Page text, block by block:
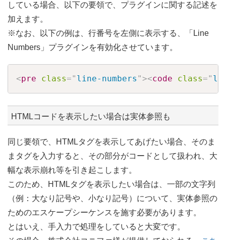
している場合、以下の要領で、プラグインに関する記述を
加えます。
※なお、以下の例は、行番号を左側に表示する、「Line
Numbers」プラグインを有効化させています。
<pre class=" line-numbers "><code class="
HTMLコードを表示したい場合は実体参照も
同じ要領で、HTMLタグを表示してあげたい場合、そのま
まタグを入力すると、その部分がコードとして扱われ、大
幅な表示崩れ等を引き起こします。
このため、HTMLタグを表示したい場合は、一部の文字列
（例：大なり記号や、小なり記号）について、実体参照の
ためのエスケープシーケンスを施す必要があります。
とはいえ、手入力で処理をしていると大変です。